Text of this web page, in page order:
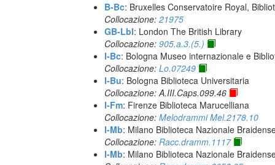
B-Bc: Bruxelles Conservatoire Royal,
Collocazione: 21975
GB-Lbl: London The British Library
Collocazione: 905.a.3.(5.)
I-Bc: Bologna Museo internazionale e
Collocazione: Lo.07249
I-Bu: Bologna Biblioteca Universitaria
Collocazione: A.III.Caps.099.46
I-Fm: Firenze Biblioteca Marucelliana
Collocazione: Melodrammi Mel.2178.10
I-Mb: Milano Biblioteca Nazionale
Collocazione: Racc.dramm.1117
I-Mb: Milano Biblioteca Nazionale